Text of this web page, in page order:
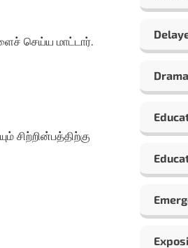
செய்ய மாட்டார்.
சிற்றின்பத்திற்கு
Drama